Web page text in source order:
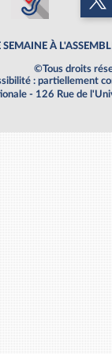
SEMAINE À
©Tous droits
: partiellement
- 126 Rue de